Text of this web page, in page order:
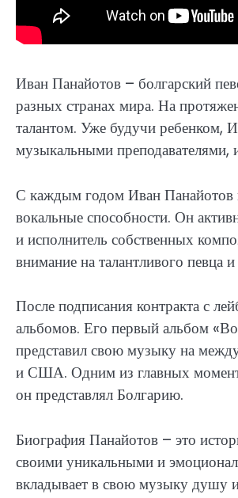
Иван Панайотов – болгарский
разных странах мира. На
талантом. Уже будучи ребенком,
музыкальными преподавателями,
С каждым годом Иван Панайотов
вокальные способности. Он
и исполнитель собственных
внимание на талантливого
После подписания контракта с
альбомов. Его первый альбом
представил свою музыку на
и США. Одним из главных
он представлял Болгарию.
Биография Панайотов – это
своими уникальными и
вкладывает в свою музыку душу